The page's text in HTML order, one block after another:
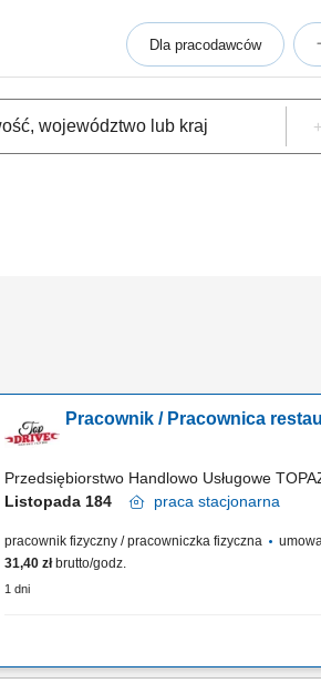
Dla pracodawców
Pracownik / Pracownica
Przedsiębiorstwo Handlowo Usługowe
Listopada 184
praca stacjonarna
pracownik fizyczny / pracowniczka fizyczna
31,40 złbrutto/godz.
1 dni
Twoje główne zadania: zapewnienie profesjonalnej